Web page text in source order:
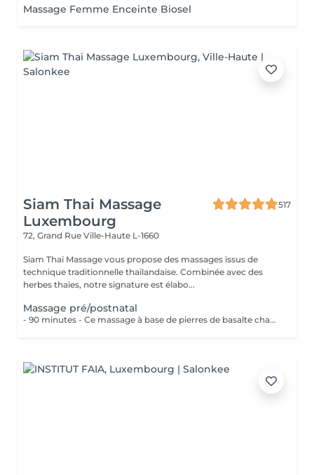
Massage Femme Enceinte Biosel
Siam Thai Massage
Luxembourg
517
72, Grand Rue Ville-Haute L-1660
Siam Thaï Massage vous propose des massages issus de
technique traditionnelle thaïlandaise. Combinée avec des
herbes thaïes, notre signature est élabo...
Massage pré/postnatal
- 90 minutes - Ce massage à base de pierres de basalte chauffées accompagnées dun massage avec les paumes des mains, apaise les tensions et les douleurs de votre corps.